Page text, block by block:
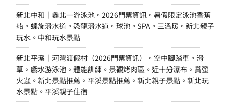
新北中和｜鑫北一游泳池。2026門票資訊。暑假限定泳池香蕉
船。螺旋滑水道。恐龍滑水道。球池。SPA。三溫暖。新北親子
玩水。中和玩水景點
新北平溪｜河灣渡假村（2026門票資訊）。空中腳踏車。滑
草。戲水游泳池。體能訓練。景觀烤肉區。近十分瀑布。賞螢
火蟲。新北景點推薦。平溪景點推薦。新北親子景點。新北玩
水景點。平溪親子住宿